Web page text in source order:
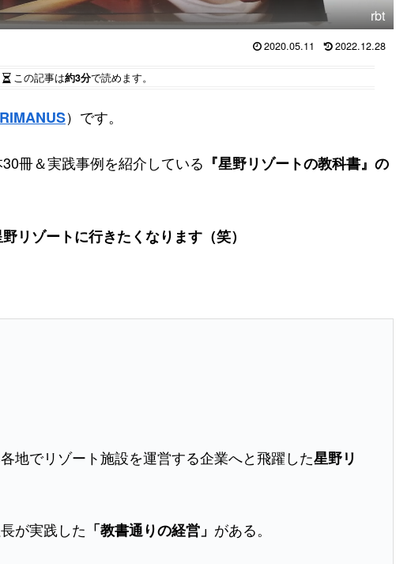
rbt
2020.05.11 2022.12.28
この記事は約3分で読めます。
）です。
冊＆実践事例を紹介している 『星野リゾートの教科書』の
リゾートに行きたくなります（笑）
地でリゾート施設を運営する企業へと飛躍した星野リ
が実践した 「教書通りの経営」 がある。